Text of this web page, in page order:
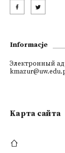
Informacje
Электронный
Kарта сайта